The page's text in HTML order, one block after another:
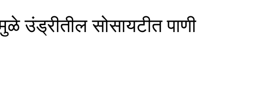
उंड्रीतील सोसायटीत पाणी